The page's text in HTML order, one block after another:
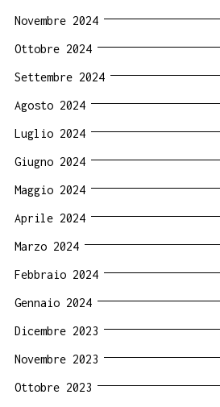
Novembre 2024
Ottobre 2024
Settembre 2024
Agosto 2024
Luglio 2024
Giugno 2024
Maggio 2024
Aprile 2024
Marzo 2024
Febbraio 2024
Gennaio 2024
Dicembre 2023
Novembre 2023
Ottobre 2023